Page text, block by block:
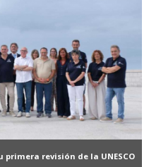
primera revisión de la UNESCO